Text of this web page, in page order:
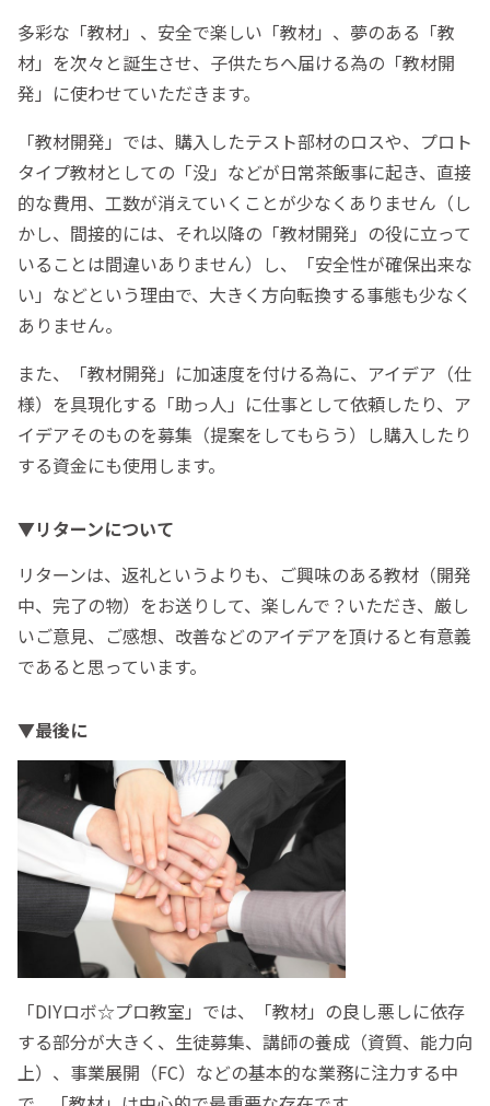
多彩な「教材」、安全で楽しい「教材」、夢のある「教
材」を次々と誕生させ、子供たちへ届ける為の「教材開
発」に使わせていただきます。
「教材開発」では、購入したテスト部材のロスや、プロト
タイプ教材としての「没」などが日常茶飯事に起き、直接
的な費用、工数が消えていくことが少なくありません（し
かし、間接的には、それ以降の「教材開発」の役に立って
いることは間違いありません）し、「安全性が確保出来な
い」などという理由で、大きく方向転換する事態も少なく
ありません。
また、「教材開発」に加速度を付ける為に、アイデア（仕
様）を具現化する「助っ人」に仕事として依頼したり、ア
イデアそのものを募集（提案をしてもらう）し購入したり
する資金にも使用します。
▼リターンについて
リターンは、返礼というよりも、ご興味のある教材（開発
中、完了の物）をお送りして、楽しんで？いただき、厳し
いご意見、ご感想、改善などのアイデアを頂けると有意義
であると思っています。
▼最後に
「DIYロボ☆プロ教室」では、「教材」の良し悪しに依存
する部分が大きく、生徒募集、講師の養成（資質、能力向
上）、事業展開（FC）などの基本的な業務に注力する中